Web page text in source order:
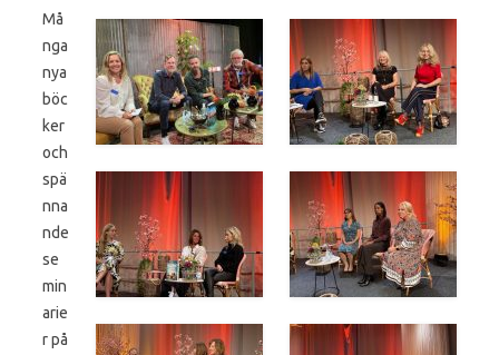
Må
nga
nya
böc
ker
och
spä
nna
nde
se
min
arie
r på